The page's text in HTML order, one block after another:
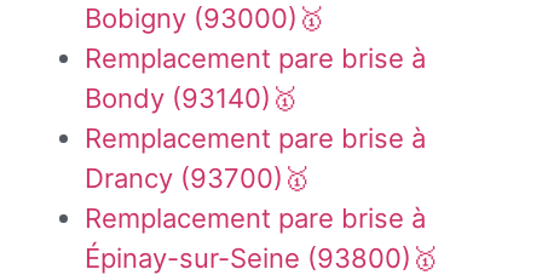
Bobigny (93000)🥇
Remplacement pare brise à
Bondy (93140)🥇
Remplacement pare brise à
Drancy (93700)🥇
Remplacement pare brise à
Épinay-sur-Seine (93800)🥇